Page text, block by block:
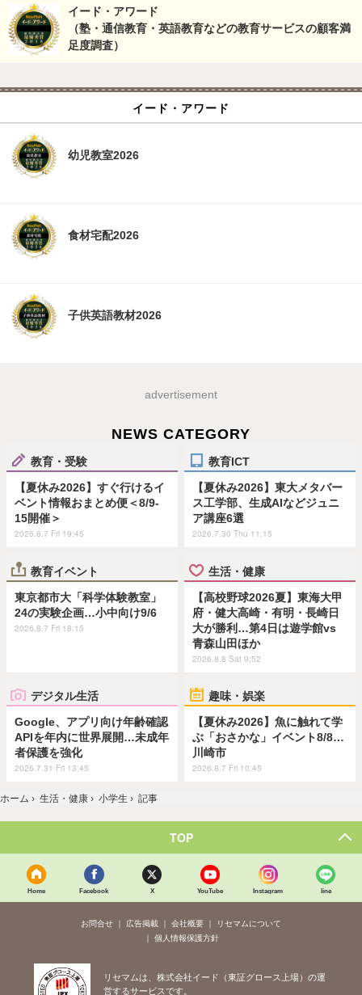
イード・アワード
（塾・通信教育・英語教育などの教育サービスの顧客満
足度調査）
イード・アワード
幼児教室2026
食材宅配2026
子供英語教材2026
advertisement
NEWS CATEGORY
教育・受験
【夏休み2026】すぐ行けるイ
ベント情報おまとめ便＜8/9-
15開催＞
2026.8.7 Fri 19:45
教育ICT
【夏休み2026】東大メタバー
ス工学部、生成AIなどジュニ
ア講座6選
2026.7.30 Thu 11:15
教育イベント
東京都市大「科学体験教室」
24の実験企画…小中向け9/6
2026.8.7 Fri 18:15
生活・健康
【高校野球2026夏】東海大甲
府・健大高崎・有明・長崎日
大が勝利…第4日は遊学館vs
青森山田ほか
2026.8.8 Sat 9:52
デジタル生活
Google、アプリ向け年齢確認
APIを年内に世界展開…未成年
者保護を強化
2026.7.31 Fri 13:45
趣味・娯楽
【夏休み2026】魚に触れて学
ぶ「おさかな」イベント8/8…
川崎市
2026.8.7 Fri 10:45
ホーム › 生活・健康 › 小学生 › 記事
TOP
Home Facebook X YouTube Instagram line
お問合せ 広告掲載 会社概要
リセマムについて
個人情報保護方針
リセマムは、株式会社イード（東証グロース上場）の運
営するサービスです。